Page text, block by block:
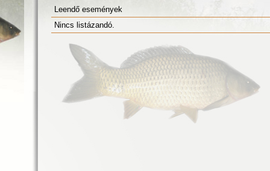
Leendő események
Nincs listázandó.